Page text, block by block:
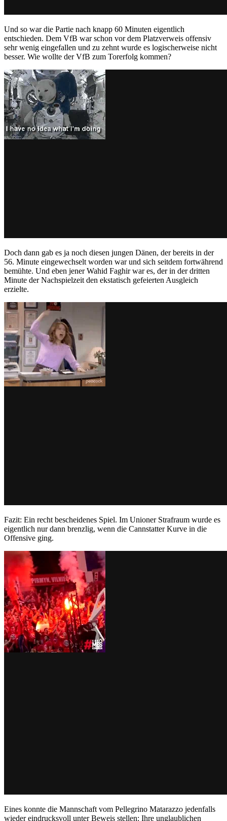
Und so war die Partie nach knapp 60 Minuten eigentlich
entschieden. Dem VfB war schon vor dem Platzverweis offensiv
sehr wenig eingefallen und zu zehnt wurde es logischerweise nicht
besser. Wie wollte der VfB zum Torerfolg kommen?
Doch dann gab es ja noch diesen jungen Dänen, der bereits in der
56. Minute eingewechselt worden war und sich seitdem fortwährend
bemühte. Und eben jener Wahid Faghir war es, der in der dritten
Minute der Nachspielzeit den ekstatisch gefeierten Ausgleich
erzielte.
Fazit: Ein recht bescheidenes Spiel. Im Unioner Strafraum wurde es
eigentlich nur dann brenzlig, wenn die Cannstatter Kurve in die
Offensive ging.
Eines konnte die Mannschaft vom Pellegrino Matarazzo jedenfalls
wieder eindrucksvoll unter Beweis stellen: Ihre unglaublichen